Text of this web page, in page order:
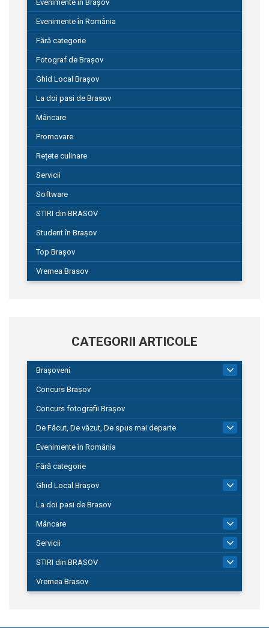
Evenimente în Brașov
Evenimente în România
Fără categorie
Fotograf de Brașov
Ghid Local Brașov
La doi pasi de Brasov
Mâncare
Promovare
Rețete culinare
Servicii
Software
STIRI din BRASOV
Student în Brașov
Top Brașov
Vremea Brasov
CATEGORII ARTICOLE
Brașoveni
Concurs Brașov
Concurs fotografii Brașov
De Făcut, De văzut, De spus mai departe
149
Evenimente în România
Fără categorie
Ghid Local Brașov
La doi pasi de Brasov
Mâncare
Servicii
STIRI din BRASOV
Vremea Brasov